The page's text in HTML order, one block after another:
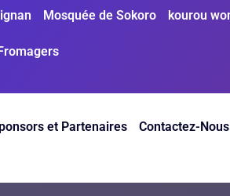
Mosquée de Sokoro kourou
et Partenaires Contactez-Nous